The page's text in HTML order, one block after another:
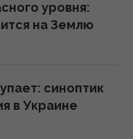
создать
из-за острой
WP
уровня:
на Землю
синоптик
в Украине